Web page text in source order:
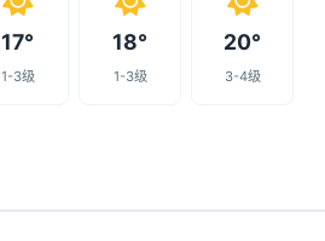
17°
1-3级
18°
1-3级
20°
3-4级